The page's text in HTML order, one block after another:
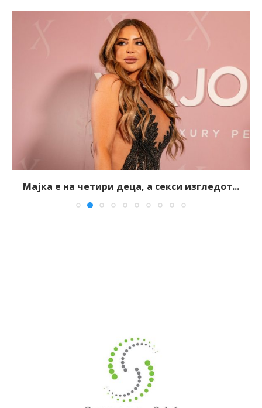
Мајка е на четири деца, а секси изгледот...